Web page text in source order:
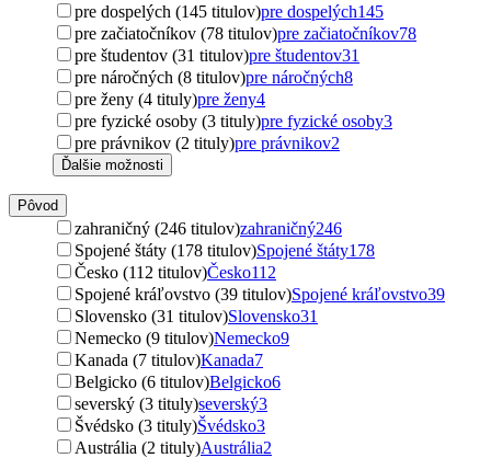
pre dospelých (145 titulov)pre dospelých145
pre začiatočníkov (78 titulov)pre začiatočníkov78
pre študentov (31 titulov)pre študentov31
pre náročných (8 titulov)pre náročných8
pre ženy (4 tituly)pre ženy4
pre fyzické osoby (3 tituly)pre fyzické osoby3
pre právnikov (2 tituly)pre právnikov2
Ďalšie možnosti
Pôvod
zahraničný (246 titulov)zahraničný246
Spojené štáty (178 titulov)Spojené štáty178
Česko (112 titulov)Česko112
Spojené kráľovstvo (39 titulov)Spojené kráľovstvo39
Slovensko (31 titulov)Slovensko31
Nemecko (9 titulov)Nemecko9
Kanada (7 titulov)Kanada7
Belgicko (6 titulov)Belgicko6
severský (3 tituly)severský3
Švédsko (3 tituly)Švédsko3
Austrália (2 tituly)Austrália2